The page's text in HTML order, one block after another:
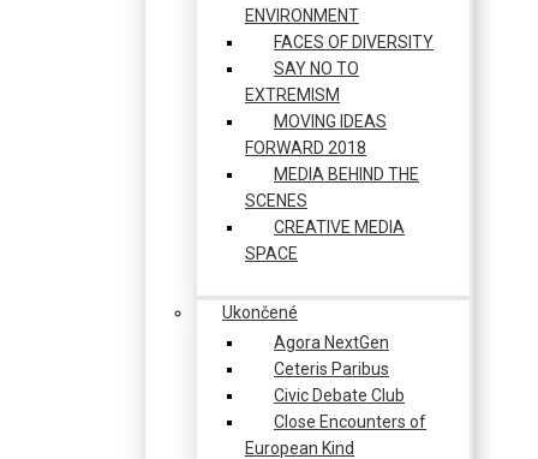
ENVIRONMENT
FACES OF DIVERSITY
SAY NO TO
EXTREMISM
MOVING IDEAS
FORWARD 2018
MEDIA BEHIND THE
SCENES
CREATIVE MEDIA
SPACE
Ukončené
Agora NextGen
Ceteris Paribus
Civic Debate Club
Close Encounters of
European Kind